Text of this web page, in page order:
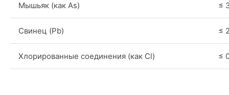
Мышьяк (как As) ≤
Свинец (Pb) ≤
Хлорированные соединения (как Cl) ≤